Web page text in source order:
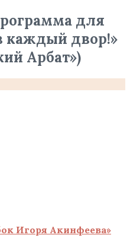
для
каждый двор!»
Арбат»)
Игоря Акинфеева»